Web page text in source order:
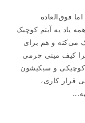
فوق‌العاده
یاد یه آیتم کوچیک
و هم برای
کیف مینی چرمی
و سبکیشون
قرار کاری،